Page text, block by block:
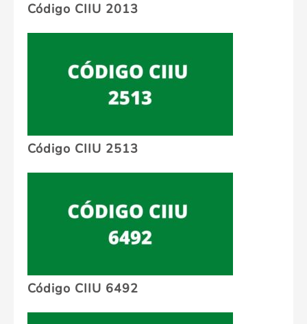
Código CIIU 2013
Código CIIU 2513
Código CIIU 6492